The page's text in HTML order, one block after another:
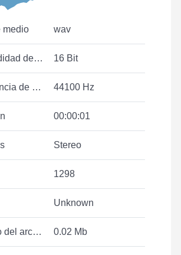
medio wav
de bits 16 Bit
muestreo 44100 Hz
00:00:01
Stereo
1298
Unknown
archivo 0.02 Mb